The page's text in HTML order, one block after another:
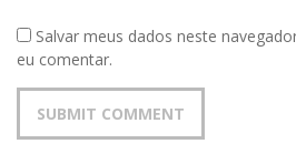
Salvar meus dados neste
eu comentar.